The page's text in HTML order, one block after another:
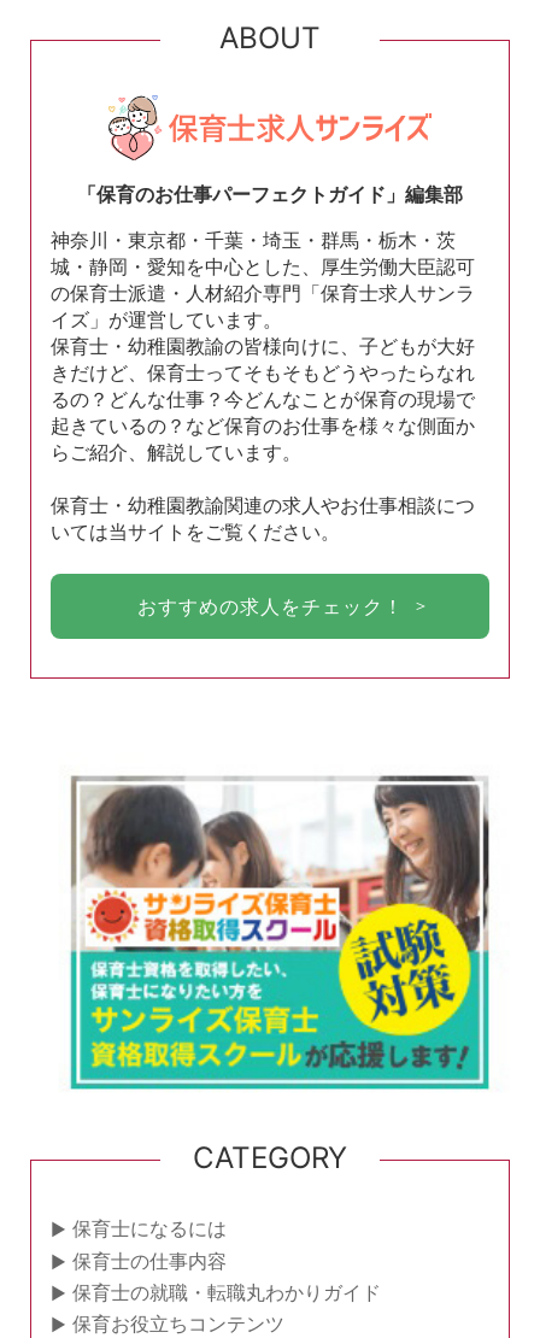
ABOUT
「保育のお仕事パーフェクトガイド」編集部
神奈川・東京都・千葉・埼玉・群馬・栃木・茨
城・静岡・愛知を中心とした、厚生労働大臣認可
の保育士派遣・人材紹介専門「保育士求人サンラ
イズ」が運営しています。
保育士・幼稚園教諭の皆様向けに、子どもが大好
きだけど、保育士ってそもそもどうやったらなれ
るの？どんな仕事？今どんなことが保育の現場で
起きているの？など保育のお仕事を様々な側面か
らご紹介、解説しています。
保育士・幼稚園教諭関連の求人やお仕事相談につ
いては当サイトをご覧ください。
おすすめの求人をチェック！
CATEGORY
保育士になるには
保育士の仕事内容
保育士の就職・転職丸わかりガイド
保育お役立ちコンテンツ